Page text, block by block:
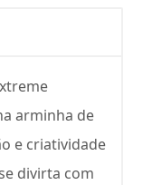
arminha de
e criatividade
divirta com